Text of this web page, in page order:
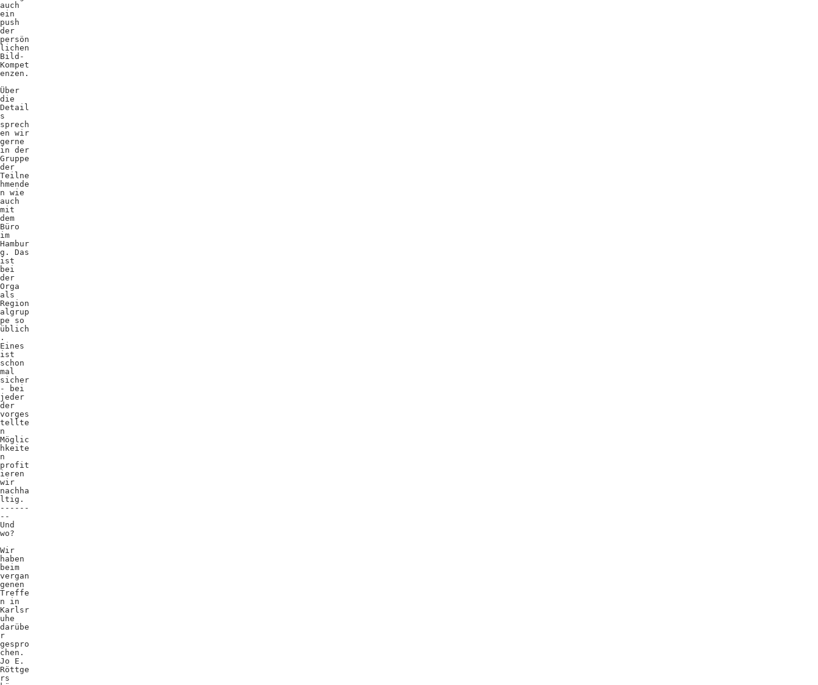
auch
ein
push
der
persön
lichen
Bild-
Kompet
enzen.
Über
die
Detail
s
sprech
en wir
gerne
in der
Gruppe
der
Teilne
hmende
n wie
auch
mit
dem
Büro
im
Hambur
g. Das
ist
bei
der
Orga
als
Region
algrup
pe so
üblich
.
Eines
ist
schon
mal
sicher
- bei
jeder
der
vorges
tellte
n
Möglic
hkeite
n
profit
ieren
wir
nachha
ltig.
------
--
Und
wo?
Wir
haben
beim
vergan
genen
Treffe
n in
Karlsr
uhe
darübe
r
gespro
chen.
Jo E.
Röttge
rs